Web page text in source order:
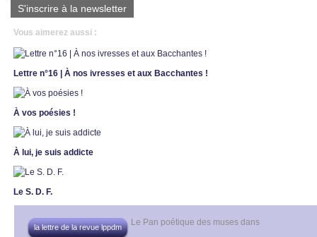
S'inscrire à la newsletter
Vous aimerez aussi :
Lettre n°16 | À nos ivresses et aux Bacchantes !
À vos poésies !
À lui, je suis addicte
Le S. D. F.
Le Pan poétique des muses dans
la lettre de la revue lppdm